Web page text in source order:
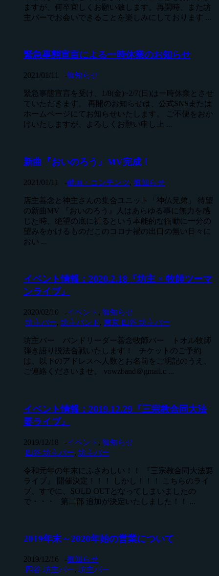
ますが、何卒宜しくお願い致します。再開時、また坊
主バーでお会いできることを楽しみにしております ...
緊急事態宣言による一時休業のお知らせ
2021/01/11 -御知らせ
緊急事態宣言を受け、1/8(金)~2/7(日)は一時休業とさせ
ていただきます。 再開のお知らせは、公式SNSまたは
ホームページにてお知らせいたします。 ご不便をおか
けいたしますが、よろしくお願い申し上 ...
新曲『おいのろう』MV完成！
2021/01/11 -動画・コンテンツ, 御知らせ
店主善念と神主さんの集合ユニット「神仏兄弟」 待望
の新曲MV 『おいのろう』人はあらゆる事に無力を感
じた時、絶望の底に祈るという本能的な衝動に一分の
望みをかけるものだこのコロナ禍の出口の無い日々に
おい ...
イベント情報：2020.2.18『坊主 × 牧師ツーマ
ンライブ』
2020/02/10 -イベント , 御知らせ
坊主バー, 坊主バンド, 東京 四谷 坊主バー
坊主バー バンドリーダー善念牧師バー トオル牧師
弾き語り説法合戦いたします！ チケットのご予約
は、以下のアドレスへ人数とお名前をご明記のうえ、
ご連絡くださいませ。 vowzband＠gmail.c ...
イベント情報：2019.12.29『三宗教合同大法
要ライブ』
2019/12/18 -イベント , 御知らせ
四谷 坊主バー, 坊主バー
令和元年の年末にふさわしい！！ 『三宗教合同大法要
ライブ』 開催決定！！！ しかし！！！ こちらのライ
ブ、すでに、SOLD OUTとなってしまいましたの
で・・・ 第二部 追加が決定いたしました！！ ...
2019年末～2020年始の営業について
2019/12/16 -御知らせ
四谷 坊主バー, 坊主バー